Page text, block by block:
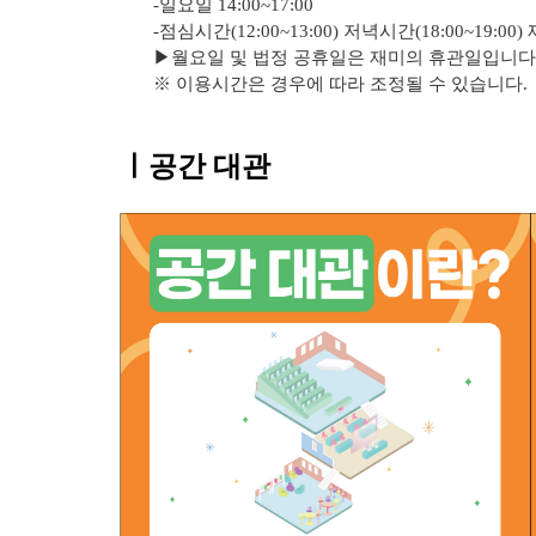
-일요일 14:00~17:00
-점심시간(12:00~13:00) 저녁시간(18:00~19:00)
▶ 월요일 및 법정 공휴일은 재미의 휴관일입니
※ 이용시간은 경우에 따라 조정될 수 있습니다.
ㅣ공간 대관